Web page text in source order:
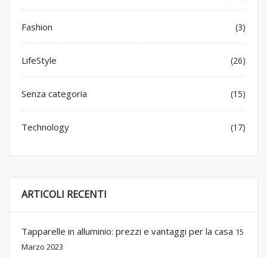
Fashion (3)
LifeStyle (26)
Senza categoria (15)
Technology (17)
ARTICOLI RECENTI
Tapparelle in alluminio: prezzi e vantaggi per la casa 15
Marzo 2023